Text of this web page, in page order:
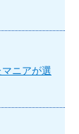
ニアが選